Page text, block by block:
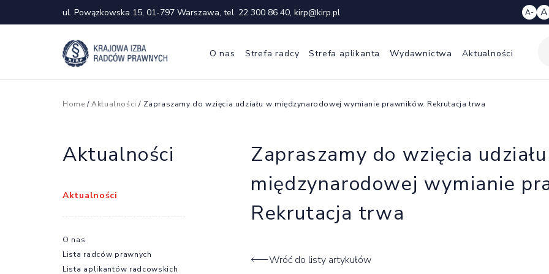
ul. Powązkowska 15, 01-797 Warszawa, tel. 22 300 86 40, kirp@kirp.pl A- A
O nas Strefa radcy Strefa aplikanta Wydawnictwa Aktualności
Home /Aktualności / Zapraszamy do wzięcia udziału w międzynarodowej wymianie prawników. Rekrutacja trwa
Zapraszamy do wzięcia
międzynarodowej wymianie
Rekrutacja trwa
Wróć do listy artykułów
Aktualności
Aktualności
O nas
Lista radców prawnych
Lista aplikantów radcowskich